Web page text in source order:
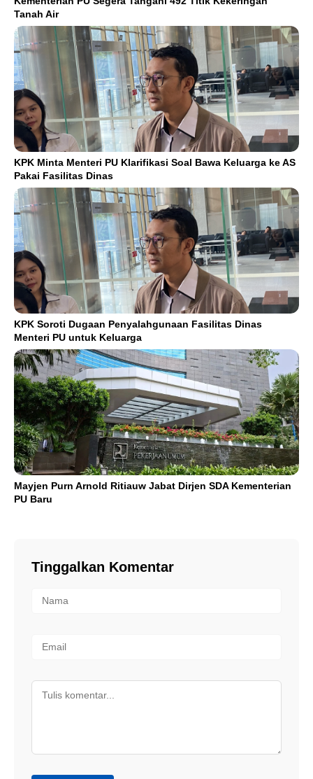
Tanah Air
KPK Minta Menteri PU Klarifikasi Soal Bawa Keluarga ke AS
Pakai Fasilitas Dinas
KPK Soroti Dugaan Penyalahgunaan Fasilitas Dinas
Menteri PU untuk Keluarga
Mayjen Purn Arnold Ritiauw Jabat Dirjen SDA Kementerian
PU Baru
Tinggalkan Komentar